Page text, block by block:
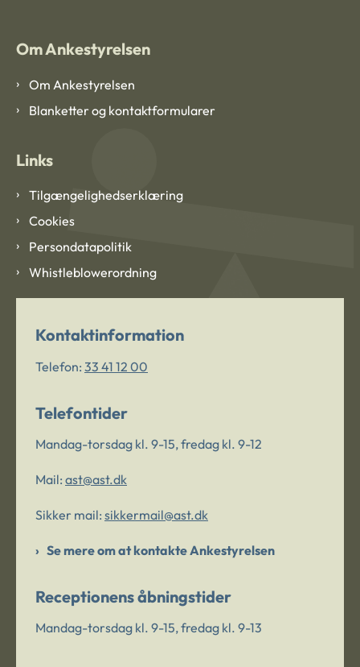
Om Ankestyrelsen
Om Ankestyrelsen
Blanketter og kontaktformularer
Links
Tilgængelighedserklæring
Cookies
Persondatapolitik
Whistleblowerordning
Kontaktinformation
Telefon: 33 41 12 00
Telefontider
Mandag-torsdag kl. 9-15, fredag kl. 9-12
Mail: ast@ast.dk
Sikker mail: sikkermail@ast.dk
Se mere om at kontakte Ankestyrelsen
Receptionens åbningstider
Mandag-torsdag kl. 9-15, fredag kl. 9-13